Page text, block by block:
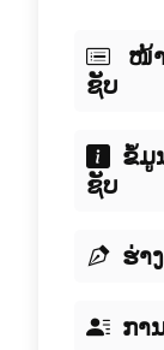
ໜ້າ
ຊັບ
ຂໍ້ມູ
ຊັບ
ຮ່າ
ກາ